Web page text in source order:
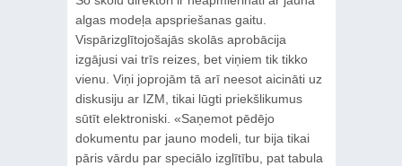
algas modeļa apspriešanas gaitu.
Vispārizglītojošajās skolās aprobācija
izgājusi vai trīs reizes, bet viņiem tik tikko
vienu. Viņi joprojām tā arī neesot aicināti uz
diskusiju ar IZM, tikai lūgti priekšlikumus
sūtīt elektroniski. «Saņemot pēdējo
dokumentu par jauno modeli, tur bija tikai
pāris vārdu par speciālo izglītību, pat tabula